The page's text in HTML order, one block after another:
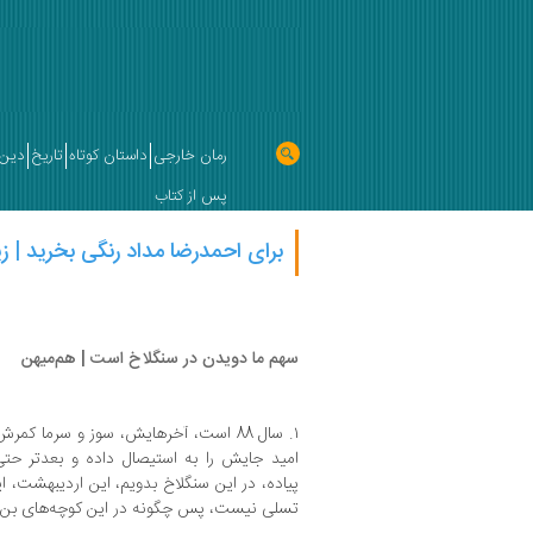
رمان خارجی داستان کوتاه تاریخ
پس از کتاب
برای احمدرضا مداد رنگی بخرید |
سهم ما دویدن در سنگلاخ است | هم‌میهن
۱. سال 88 است، آخرهایش، سوز و
امید جایش را به استیصال داده و
پیاده، در این سنگلاخ بدویم، این
تسلی نیست، پس چگونه در این کوچه‌های